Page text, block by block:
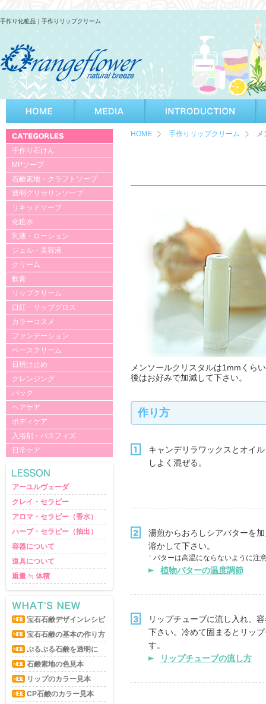
手作り化粧品｜手作りリップクリーム
手作り石けん
MPソープ
石鹸素地・クラフトソープ
透明グリセリンソープ
リキッドソープ
化粧水
乳液・ローション
ジェル・美容液
クリーム
軟膏
リップクリーム
口紅・リップグロス
カラーコスメ
ファンデーション
ベースクリーム
日焼け止め
クレンジング
パック
ヘアケア
ボディケア
入浴剤・バスフィズ
日常ケア
アーユルヴェーダ
クレイ・セラピー
アロマ・セラピー（香水）
ハーブ・セラピー（抽出）
容器について
道具について
重量 ≒ 体積
宝石石鹸デザインレシピ
宝石石鹸の基本の作り方
ぷるぷる石鹸を透明に
石鹸素地の色見本
リップのカラー見本
CP石鹸のカラー見本
HOME 手作りリップクリーム メ
メンソールクリスタルは1mmくら
後はお好みで加減して下さい。
作り方
キャンデリラワックスとオイ
しよく混ぜる。
湯煎からおろしシアバターを
溶かして下さい。
* バターは高温にならないように注
植物バターの温度調節
リップチューブに流し入れ、
下さい。冷めて固まるとリッ
す。
リップチューブの流し方